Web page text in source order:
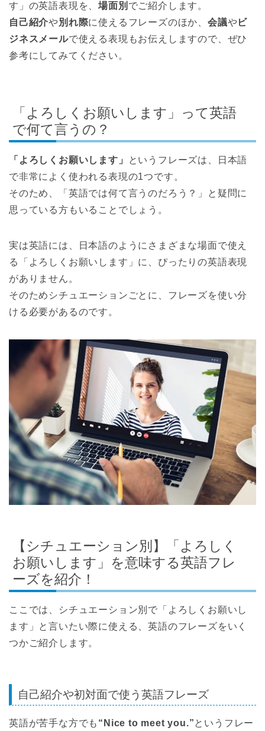
す」の英語表現を、場面別 でご紹介します。
自己紹介や別れ際に使えるフレーズのほか、会議やビ
ジネスメールで使える表現もお伝えしますので、ぜひ
参考にしてみてください。
「よろしくお願いします」って英語
で何て言うの？
「よろしくお願いします」
というフレーズは、日本語
で非常によく使われる表現の1つです。
そのため、「英語では何て言うのだろう？」と疑問に
思っている方もいることでしょう。
実は英語には、日本語のようにさまざまな場面で使え
る「よろしくお願いします」に、ぴったりの英語表現
がありません。
そのためシチュエーションごとに、フレーズを使い分
ける必要があるのです。
【シチュエーション別】「よろしく
お願いします」を意味する英語フレ
ーズを紹介！
ここでは、シチュエーション別で「よろしくお願いし
ます」と言いたい際に使える、英語のフレーズをいく
つかご紹介します。
自己紹介や初対面で使う英語フレーズ
英語が苦手な方でも “Nice to meet you.”というフレー